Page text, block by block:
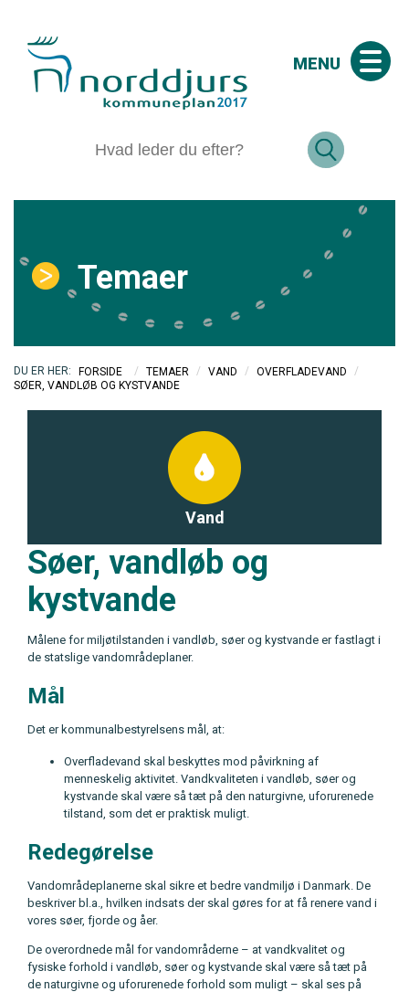
MENU
Temaer
FORSIDE / TEMAER / VAND / OVERFLADEVAND
/
SØER, VANDLØB OG KYSTVANDE
Vand
Søer, vandløb og
kystvande
Målene for miljøtilstanden i vandløb, søer og kystvande er fastlagt i
de statslige vandområdeplaner.
Mål
Det er kommunalbestyrelsens mål, at:
Overfladevand skal beskyttes mod påvirkning af
menneskelig aktivitet. Vandkvaliteten i vandløb, søer og
kystvande skal være så tæt på den naturgivne, uforurenede
tilstand, som det er praktisk muligt.
Redegørelse
Vandområdeplanerne skal sikre et bedre vandmiljø i Danmark. De
beskriver bl.a., hvilken indsats der skal gøres for at få renere vand i
vores søer, fjorde og åer.
De overordnede mål for vandområderne – at vandkvalitet og
fysiske forhold i vandløb, søer og kystvande skal være så tæt på
de naturgivne og uforurenede forhold som muligt – skal ses på